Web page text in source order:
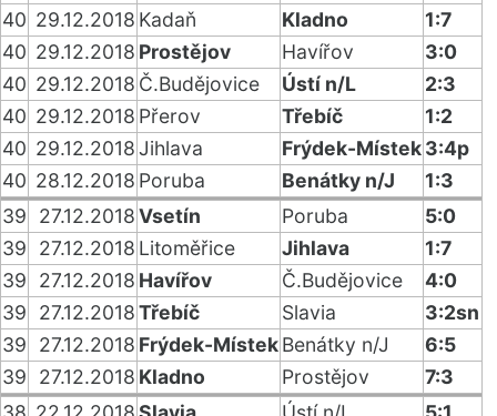
40 29.12.2018 Kadaň Kladno
1:7
40 29.12.2018 Prostějov Havířov
3:0
40 29.12.2018 Č.Budějovice Ústí n/L
2:3
40 29.12.2018 Přerov Třebíč
1:2
40 29.12.2018Jihlava Frýdek-Místek3:4p
40 28.12.2018 Poruba Benátky n/J
1:3
39
27.12.2018Vsetín Poruba
5:0
39
27.12.2018 Litoměřice Jihlava
1:7
39
27.12.2018 Havířov Č.Budějovice
4:0
39
27.12.2018Třebíč Slavia
3:2sn
39
27.12.2018 Frýdek-MístekBenátky n/J
6:5
39
27.12.2018 Kladno Prostějov
7:3